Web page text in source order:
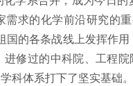
求的化学前沿研究的
的各条战线上发挥作
修过的中科院、工程院
科体系打下了坚实基础。